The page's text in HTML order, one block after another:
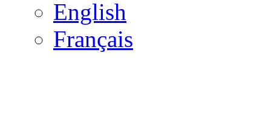
English
Français